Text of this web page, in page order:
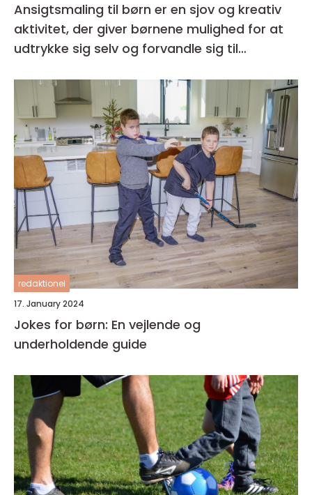
Ansigtsmaling til børn er en sjov og kreativ
aktivitet, der giver børnene mulighed for at
udtrykke sig selv og forvandle sig til
redaktionel
17. January 2024
Jokes for børn: En vejlende og
underholdende guide